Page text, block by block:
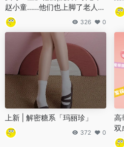
赵小童……他们也上脚了老人
头！
326 0
上新 | 解密糖系「玛丽珍」
372 0
高
双
与